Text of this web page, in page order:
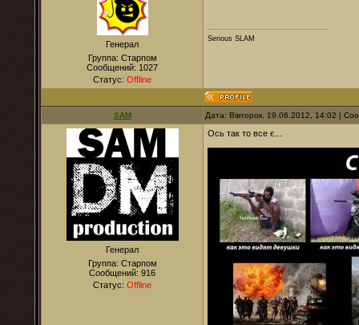
Генерал
Группа: Старпом
Сообщений: 1027
Статус: Offline
Serious SLAM
SAM Дата: Вівторок, 19.06.2012, 14:02 |
Генерал
Группа: Старпом
Сообщений: 916
Статус: Offline
Ось так то все є...